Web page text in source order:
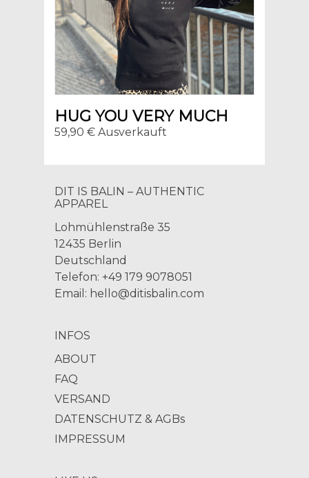
HUG YOU VERY MUCH
59,90 € Ausverkauft
DIT IS BALIN – AUTHENTIC
APPAREL
Lohmühlenstraße 35
12435 Berlin
Deutschland
Telefon: +49 179 9078051
Email: hello@ditisbalin.com
INFOS
ABOUT
FAQ
VERSAND
DATENSCHUTZ & AGBs
IMPRESSUM